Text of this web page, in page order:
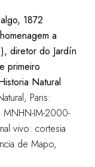
1872
a
diretor do Jardín
primeiro
Natural
Paris:
MNHN-IM-2000-
vivo: cortesia
de Mapo,